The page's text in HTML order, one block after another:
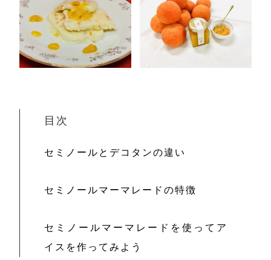
目次
セミノールとデコタンの違い
セミノールマーマレードの特徴
セミノールマーマレードを使ってア
イスを作ってみよう
その他
在庫あり セール
並び順